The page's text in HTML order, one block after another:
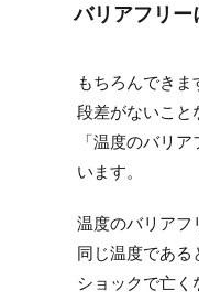
バリアフリー
もちろんできま
段差がないこと
「温度のバリ
います。
温度のバリアフ
同じ温度である
ショックで亡く